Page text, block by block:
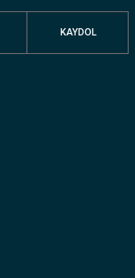
KAYDOL